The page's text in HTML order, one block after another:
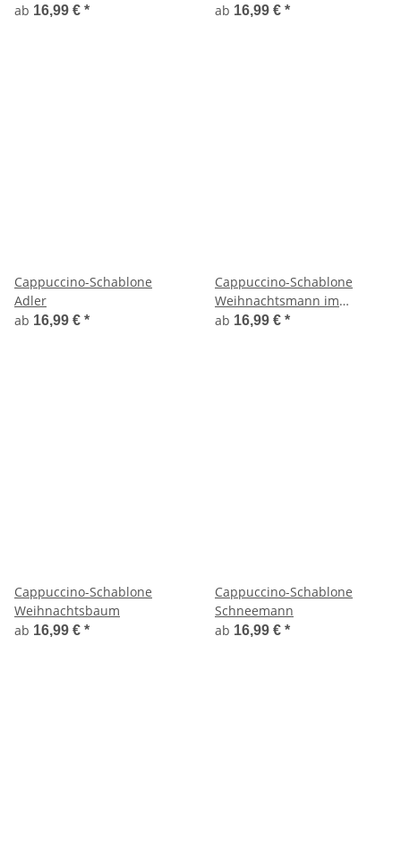
ab 16,99 € *
ab 16,99 € *
Cappuccino-Schablone
Adler
ab 16,99 € *
Cappuccino-Schablone
Weihnachtsmann im
Schlitten
ab 16,99 € *
Cappuccino-Schablone
Weihnachtsbaum
ab 16,99 € *
Cappuccino-Schablone
Schneemann
ab 16,99 € *